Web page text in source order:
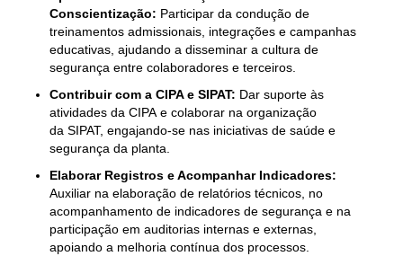
Conscientização: Participar da condução de
treinamentos admissionais, integrações e campanhas
educativas, ajudando a disseminar a cultura de
segurança entre colaboradores e terceiros.
Contribuir com a CIPA e SIPAT: Dar suporte às
atividades da CIPA e colaborar na organização
da SIPAT, engajando-se nas iniciativas de saúde e
segurança da planta.
Elaborar Registros e Acompanhar Indicadores:
Auxiliar na elaboração de relatórios técnicos, no
acompanhamento de indicadores de segurança e na
participação em auditorias internas e externas,
apoiando a melhoria contínua dos processos.